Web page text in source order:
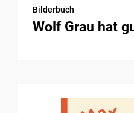
Bilderbuch
Wolf Grau hat